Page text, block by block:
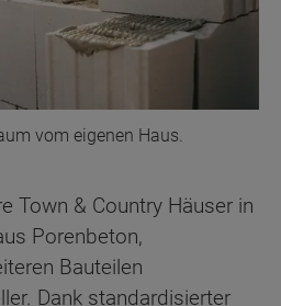
vom eigenen Haus.
Town & Country Häuser in
Porenbeton,
Bauteilen
Dank standardisierter